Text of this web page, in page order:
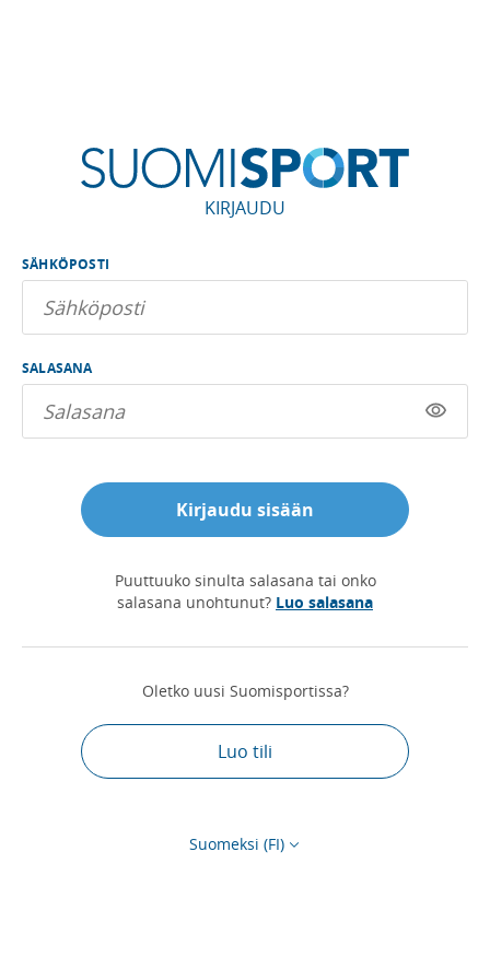
KIRJAUDU
SÄHKÖPOSTI
SALASANA
Kirjaudu sisään
Puuttuuko sinulta salasana tai onko
salasana unohtunut? Luo salasana
Oletko uusi Suomisportissa?
Luo tili
Suomeksi (FI)